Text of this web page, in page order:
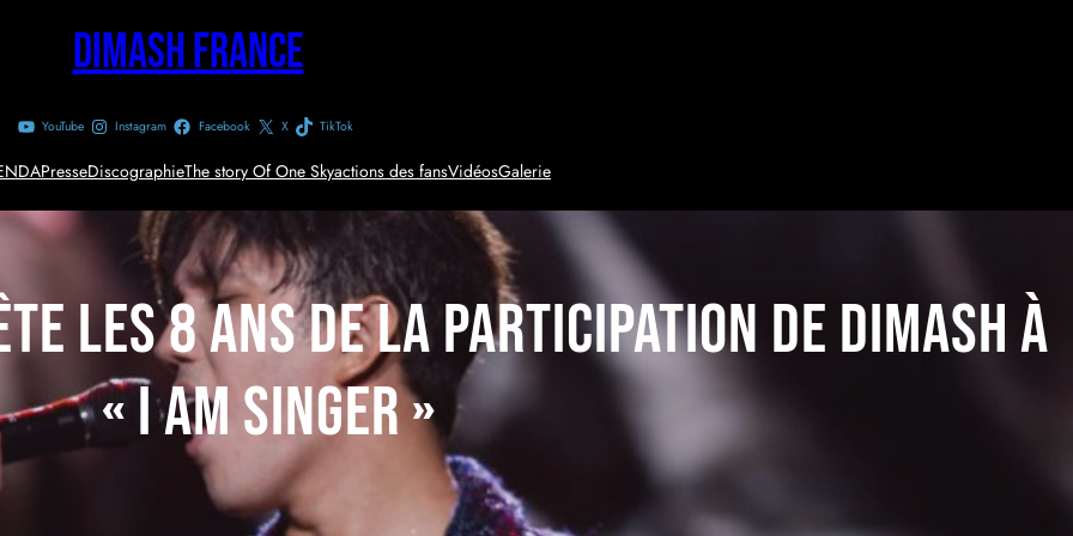
Dimash France
YouTube Instagram Facebook X TikTok
PresseDiscographieThe story Of One Skyactions des fansVidéosGalerie
les 8 ans de la participation de Dimash à
« I AM SINGER »